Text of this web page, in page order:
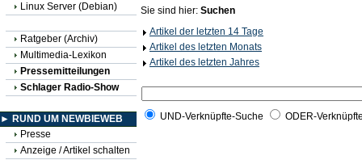
Linux Server (Debian)
Ratgeber (Archiv)
Multimedia-Lexikon
Pressemitteilungen
Schlager Radio-Show
► RUND UM NEWBIEWEB
Presse
Anzeige / Artikel schalten
Sie sind hier: Suchen
Artikel der letzten 14 Tage
Artikel des letzten Monats
Artikel des letzten Jahres
UND-Verknüpfte-Suche ODER-